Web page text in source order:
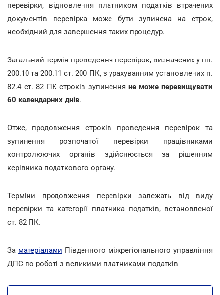
перевірки, відновлення платником податків втрачених
документів перевірка може бути зупинена на строк,
необхідний для завершення таких процедур.
Загальний термін проведення перевірок, визначених у пп.
200.10 та 200.11 ст. 200 ПК, з урахуванням установлених п.
82.4 ст. 82 ПК строків зупинення не може перевищувати
60 календарних днів.
Отже, продовження строків проведення перевірок та
зупинення розпочатої перевірки працівниками
контролюючих органів здійснюється за рішенням
керівника податкового органу.
Терміни продовження перевірки залежать від виду
перевірки та категорії платника податків, встановленої
ст. 82 ПК.
За матеріалами Південного міжрегіонального управління
ДПС по роботі з великими платниками податків